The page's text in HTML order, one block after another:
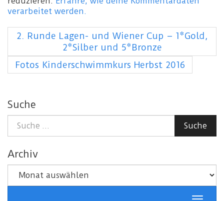
verarbeitet werden.
2. Runde Lagen- und Wiener Cup – 1*Gold,
2*Silber und 5*Bronze
Fotos Kinderschwimmkurs Herbst 2016
Suche
nach:
Suche
Archiv